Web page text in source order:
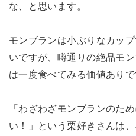
な、と思います。
モンブランは小ぶりなカッ
いですが、噂通りの絶品モ
は一度食べてみる価値ありで
「わざわざモンブランのた
い！」という栗好きさんは